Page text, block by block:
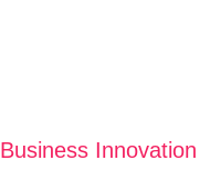
Business Innovation